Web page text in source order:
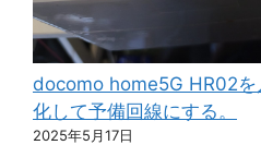
docomo home5G HR02を
化して予備回線にする。
2025年5月17日